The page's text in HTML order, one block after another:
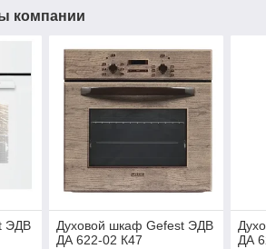
компании
ЭДВ
Духовой шкаф Gefest ЭДВ
ДА 622-02 К47
ДА